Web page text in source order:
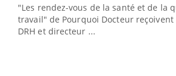
"Les rendez-vous de la santé et de la
travail" de Pourquoi Docteur reçoivent
DRH et directeur ...